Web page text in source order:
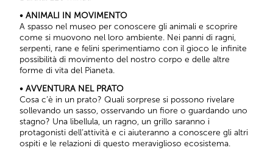
• ANIMALI IN MOVIMENTO
A spasso nel museo per conoscere gli animali e scoprire
come si muovono nel loro ambiente. Nei panni di ragni,
serpenti, rane e felini sperimentiamo con il gioco le infinite
possibilità di movimento del nostro corpo e delle altre
forme di vita del Pianeta.
• AVVENTURA NEL PRATO
Cosa c’è in un prato? Quali sorprese si possono rivelare
sollevando un sasso, osservando un fiore o guardando uno
stagno? Una libellula, un ragno, un grillo saranno i
protagonisti dell’attività e ci aiuteranno a conoscere gli altri
ospiti e le relazioni di questo meraviglioso ecosistema.